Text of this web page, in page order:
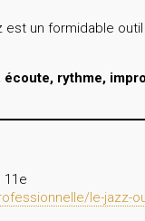
un formidable
rythme,
11e
le-jazz-